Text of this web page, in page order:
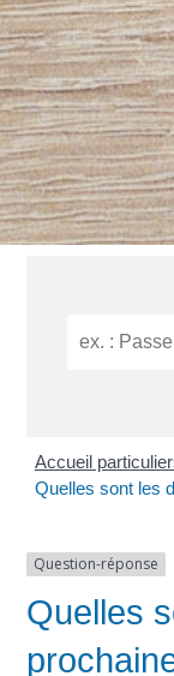
Accueil
Quelles sont les
Question-réponse
Quelles